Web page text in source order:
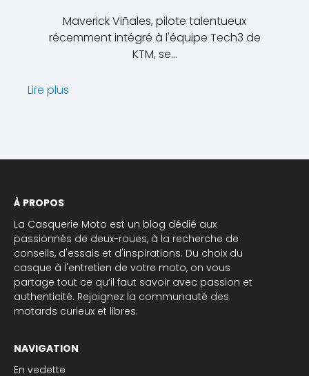
Maverick Viñales, pilote talentueux
récemment intégré à l'équipe Tech3 de
KTM, se…
Lire plus
À PROPOS
La Casquerie Moto est un blog dédié aux
passionnés de deux-roues, à la recherche de
conseils, d'essais et d'inspirations. Du choix du
casque à l'entretien de votre moto, on vous
partage tout ce qu’il faut savoir avec passion et
authenticité. Rejoignez la communauté des
motards curieux et libres.
NAVIGATION
En vedette